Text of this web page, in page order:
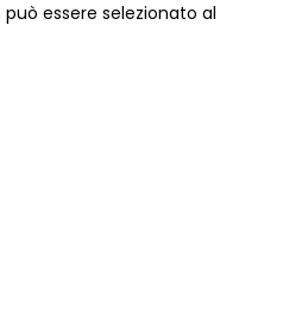
essere selezionato al